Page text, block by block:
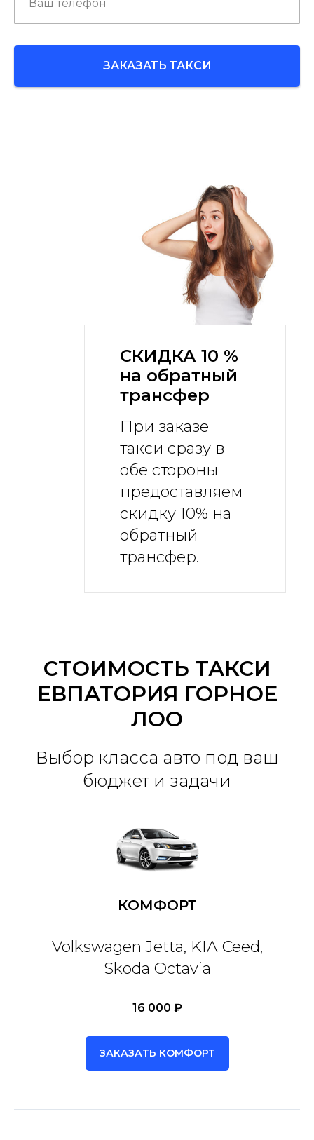
ЗАКАЗАТЬ ТАКСИ
СКИДКА 10 %
на обратный
трансфер
При заказе
такси сразу в
обе стороны
предоставляем
скидку 10% на
обратный
трансфер.
СТОИМОСТЬ ТАКСИ
ЕВПАТОРИЯ ГОРНОЕ
ЛОО
Выбор класса авто под ваш
бюджет и задачи
КОМФОРТ
Volkswagen Jetta, KIA Ceed,
Skoda Octavia
16 000 ₽
ЗАКАЗАТЬ КОМФОРТ